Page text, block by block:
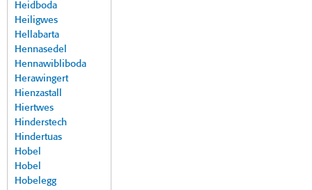
Heidboda
Heiligwes
Hellabarta
Hennasedel
Hennawibliboda
Herawingert
Hienzastall
Hiertwes
Hinderstech
Hindertuas
Hobel
Hobel
Hobelegg